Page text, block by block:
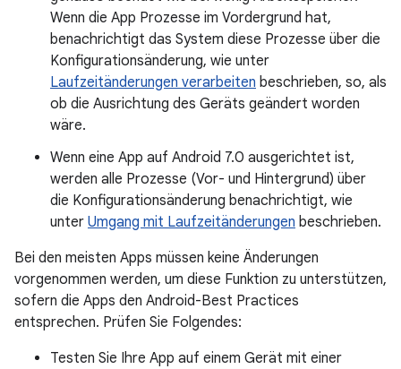
Wenn die App Prozesse im Vordergrund hat,
benachrichtigt das System diese Prozesse über die
Konfigurationsänderung, wie unter
Laufzeitänderungen verarbeiten beschrieben, so, als
ob die Ausrichtung des Geräts geändert worden
wäre.
Wenn eine App auf Android 7.0 ausgerichtet ist,
werden alle Prozesse (Vor- und Hintergrund) über
die Konfigurationsänderung benachrichtigt, wie
unter Umgang mit Laufzeitänderungen beschrieben.
Bei den meisten Apps müssen keine Änderungen
vorgenommen werden, um diese Funktion zu unterstützen,
sofern die Apps den Android-Best Practices
entsprechen. Prüfen Sie Folgendes:
Testen Sie Ihre App auf einem Gerät mit einer